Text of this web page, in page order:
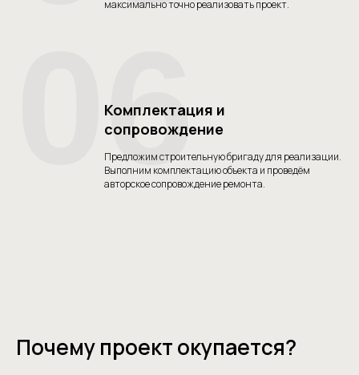
максимально точно реализовать проект.
Комплектация и
сопровождение
Предложим строительную бригаду для реализации.
Выполним комплектацию объекта и проведём
авторское сопровождение ремонта.
06
Почему проект окупается?